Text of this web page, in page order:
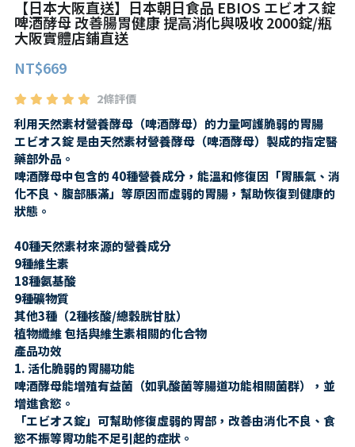
處方/醫學康復治療藥品
親子/嬰幼兒用品
【日本大阪直送】日本朝日食品 EBIOS エビオス錠
啤酒酵母 改善腸胃健康 提高消化與吸收 2000錠/瓶
大阪實體店鋪直送
NT$669
2條評價
利用天然素材營養酵母（啤酒酵母）的力量呵護脆弱的胃腸
エビオス錠 是由天然素材營養酵母（啤酒酵母）製成的指定醫
藥部外品。
啤酒酵母中包含的 40種營養成分，能溫和修復因「胃脹氣、消
化不良、腹部脹滿」等原因而虛弱的胃腸，幫助恢復到健康的
狀態。
40種天然素材來源的營養成分
9種維生素
18種氨基酸
9種礦物質
其他3種（2種核酸/總穀胱甘肽）
植物纖維 包括與維生素相關的化合物
產品功效
1. 活化脆弱的胃腸功能
啤酒酵母能增殖有益菌（如乳酸菌等腸道功能相關菌群），並
增進食慾。
「エビオス錠」可幫助修復虛弱的胃部，改善由消化不良、食
慾不振等胃功能不足引起的症狀。
美妝相關
親子/嬰幼兒用品